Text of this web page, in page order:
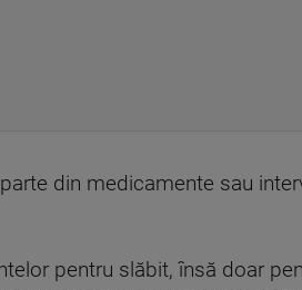
din medicamente sau
pentru slăbit, însă doar